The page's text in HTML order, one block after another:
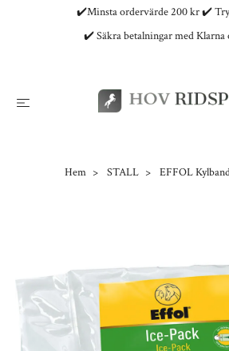
✔️Minsta ordervärde 200 kr ✔️
✔️ Säkra betalningar med Klarna
Hem STALL EFFOL